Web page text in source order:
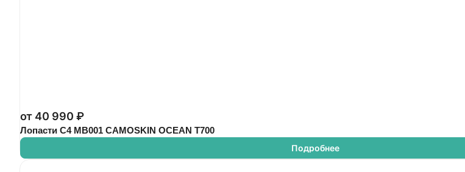
от 40 990 ₽
Лопасти C4 MB001 CAMOSKIN OCEAN T700
Подробнее